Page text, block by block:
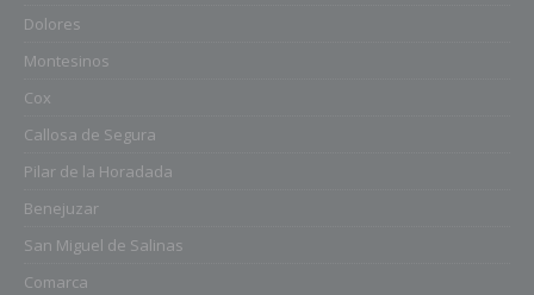
Dolores
Montesinos
Cox
Callosa de Segura
Pilar de la Horadada
Benejuzar
San Miguel de Salinas
Comarca